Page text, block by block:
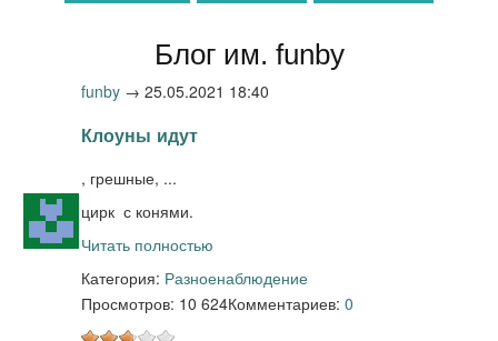
Блог им. funby
funby → 25.05.2021 18:40
Клоуны идут
, грешные, ...
цирк с конями.
Читать полностью
Категория: Разноенаблюдение
Просмотров: 10 624Комментариев: 0